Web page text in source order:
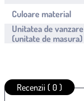
Culoare material
Unitatea de vanzare
(unitate de masura)
Recenzii ( 0 )